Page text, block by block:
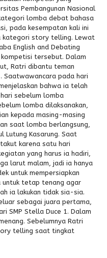
Pembangunan Nasional
lomba debat bahasa
pada kesempatan kali ini
kategori story telling. Lewat
English and Debating
tersebut. Dalam
Ratri dibantu teman
Saatwawancara pada hari
bahwa ia telah
sebelum lomba
lomba dilaksanakan,
kepada masing-masing
saat lomba berlangsung,
Lutung Kasarung. Saat
karena satu hari
yang harus ia hadiri,
larut malam, jadi ia hanya
untuk mempersiapkan
untuk tetap tenang agar
ia lakukan tidak sia-sia.
sebagai juara pertama,
SMP Stella Duce 1. Dalam
Sebelumnya Ratri
telling saat tingkat